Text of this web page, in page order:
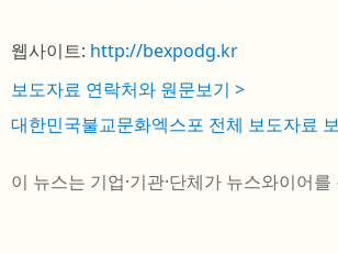
웹사이트: http://bexpodg.kr
보도자료 연락처와 원문보기 >
대한민국불교문화엑스포 전체 보도자료
이 뉴스는 기업·기관·단체가 뉴스와이어